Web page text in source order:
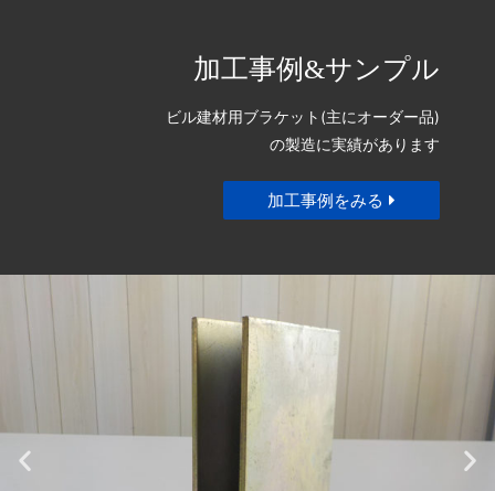
加工事例&サンプル
ビル建材用ブラケット(主にオーダー品)
の製造に実績があります
加工事例をみる